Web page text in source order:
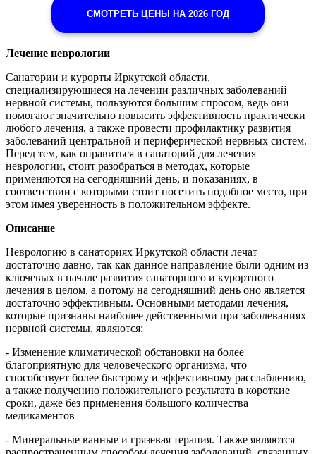
СМОТРЕТЬ ЦЕНЫ НА 2026 ГОД
Лечение неврологии
Санатории и курорты Иркутской области,
специализирующиеся на лечении различных заболеваний
нервной системы, пользуются большим спросом, ведь они
помогают значительно повысить эффективность практически
любого лечения, а также провести профилактику развития
заболеваний центральной и периферической нервных систем.
Перед тем, как оправиться в санаторий для лечения
неврологии, стоит разобраться в методах, которые
применяются на сегодняшний день, и показаниях, в
соответствии с которыми стоит посетить подобное место, при
этом имея уверенность в положительном эффекте.
Описание
Неврологию в санаториях Иркутской области лечат
достаточно давно, так как данное направление были одним из
ключевых в начале развития санаторного и курортного
лечения в целом, а потому на сегодняшний день оно является
достаточно эффективным. Основными методами лечения,
которые признаны наиболее действенными при заболеваниях
нервной системы, являются:
- Изменение климатической обстановки на более
благоприятную для человеческого организма, что
способствует более быстрому и эффективному расслаблению,
а также получению положительного результата в короткие
сроки, даже без применения большого количества
медикаментов
- Минеральные ванные и грязевая терапия. Также являются